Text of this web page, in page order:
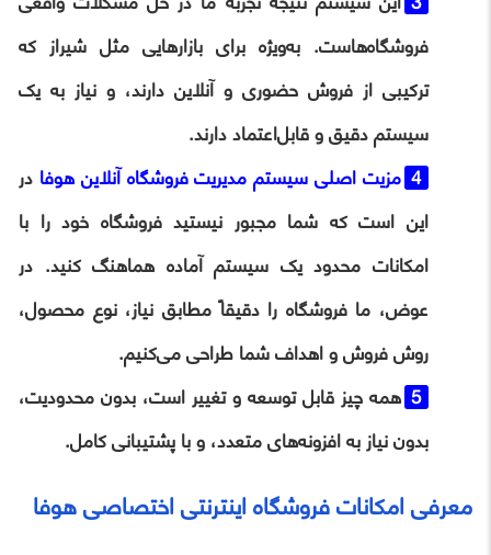
فروشگاه‌هاست. به‌ویژه برای بازارهایی مثل شیراز که
ترکیبی از فروش حضوری و آنلاین دارند، و نیاز به یک
سیستم دقیق و قابل‌اعتماد دارند.
مزیت اصلی سیستم مدیریت فروشگاه‌ آنلاین هوفا در
این است که شما مجبور نیستید فروشگاه خود را با
امکانات محدود یک سیستم آماده هماهنگ کنید. در
عوض، ما فروشگاه را دقیقاً مطابق نیاز، نوع محصول،
روش فروش و اهداف شما طراحی می‌کنیم.
همه چیز قابل توسعه و تغییر است، بدون محدودیت،
بدون نیاز به افزونه‌های متعدد، و با پشتیبانی کامل.
معرفی امکانات فروشگاه اینترنتی اختصاصی هوفا